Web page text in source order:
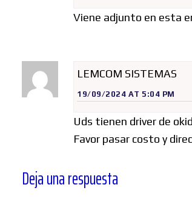
Viene adjunto en esta
LEMCOM SISTEMAS
19/09/2024 AT 5:04 PM
Uds tienen driver de
Favor pasar costo y
Deja una respuesta